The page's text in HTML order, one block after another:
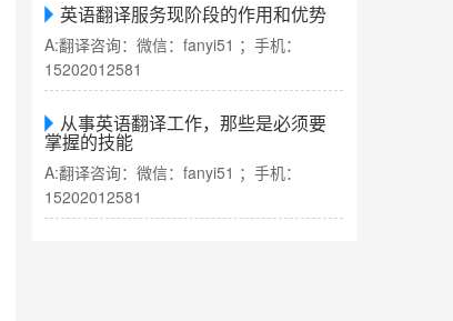
英语翻译服务现阶段的作用和优势
A:翻译咨询：微信：fanyi51 ；手机：
15202012581
从事英语翻译工作，那些是必须要
掌握的技能
A:翻译咨询：微信：fanyi51 ；手机：
15202012581